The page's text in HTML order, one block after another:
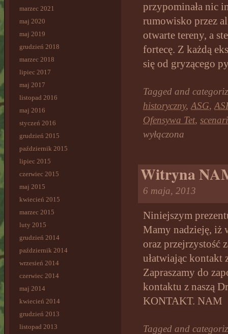
marzec 2021
maj 2020
maj 2019
grudzień 2018
marzec 2018
lipiec 2017
maj 2017
listopad 2016
maj 2016
styczeń 2016
grudzień 2015
październik 2015
lipiec 2015
czerwiec 2015
maj 2015
kwiecień 2015
marzec 2015
luty 2015
grudzień 2014
październik 2014
wrzesień 2014
czerwiec 2014
maj 2014
kwiecień 2014
grudzień 2013
listopad 2013
przypominała nic
rumowisko przez
otwarte tereny, a
fortecę. Z każdą
się od gryzącego
Tagged and
historyczny,ASG,
Ofensywa Tet,
wyłączona
Witryna
6 maja, 2013
Niniejszym
Mamy nadzieję, iż
oraz przejrzystość
ułatwiając kontakt
Zapraszamy do
kontaktu z naszą
KONTAKT. NAM
Tagged and